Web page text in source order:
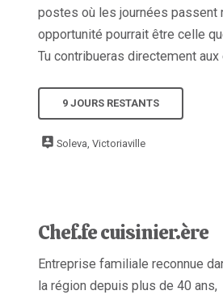
postes où les journées passent
opportunité pourrait être celle
Tu contribueras directement aux
9 JOURS RESTANTS
Soleva, Victoriaville
Chef.fe cuisinier.ère
Entreprise familiale reconnue
la région depuis plus de 40 ans,